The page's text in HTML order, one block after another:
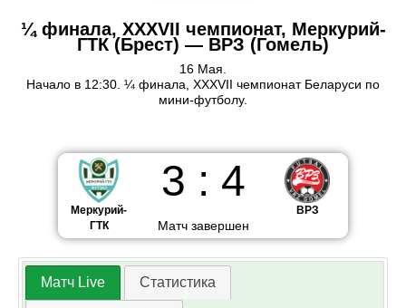
¼ финала, XXXVII чемпионат, Меркурий-
ГТК (Брест) — ВРЗ (Гомель)
16 Мая.
Начало в 12:30. ¼ финала, XXXVII чемпионат Беларуси по
мини-футболу.
Меркурий-
ГТК
3 : 4
Матч завершен
ВРЗ
Матч Live Статистика